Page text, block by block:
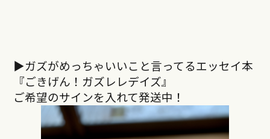
▶︎ガズがめっちゃいいこと言ってるエッセイ本
『ごきげん！ガズレレデイズ』
ご希望のサインを入れて発送中！